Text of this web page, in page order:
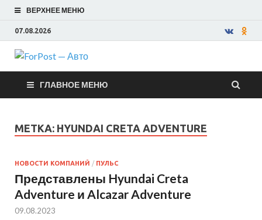
ВЕРХНЕЕ МЕНЮ
07.08.2026
ForPost —
Авто
ГЛАВНОЕ МЕНЮ
МЕТКА: HYUNDAI CRETA ADVENTURE
НОВОСТИ КОМПАНИЙ / ПУЛЬС
Представлены Hyundai Creta
Adventure и Alcazar Adventure
09.08.2023